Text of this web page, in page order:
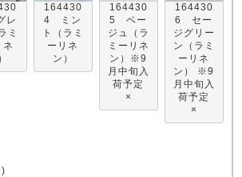
グ
-
新着商品
- New Arrival -
ザインのパジャマ一覧はこちら
レ
ミ
ネ
164430
4 ミン
ト（ラミ
ーリネ
ン）
164430
5 ベー
ジュ（ラ
ミーリネ
ン）※9
月中旬入
荷予定
×
164430
6 セー
ジグリー
ン（ラミ
ーリネ
ン） ※9
月中旬入
荷予定
×